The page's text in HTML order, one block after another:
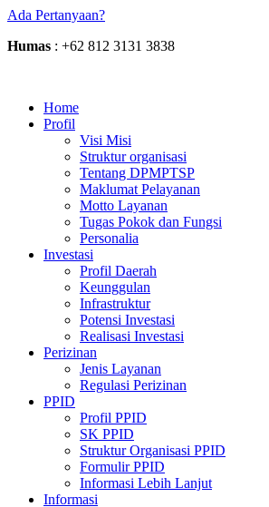
Ada Pertanyaan?
Humas : +62 812 3131 3838
Home
Profil
Visi Misi
Struktur organisasi
Tentang DPMPTSP
Maklumat Pelayanan
Motto Layanan
Tugas Pokok dan Fungsi
Personalia
Investasi
Profil Daerah
Keunggulan
Infrastruktur
Potensi Investasi
Realisasi Investasi
Perizinan
Jenis Layanan
Regulasi Perizinan
PPID
Profil PPID
SK PPID
Struktur Organisasi PPID
Formulir PPID
Informasi Lebih Lanjut
Informasi